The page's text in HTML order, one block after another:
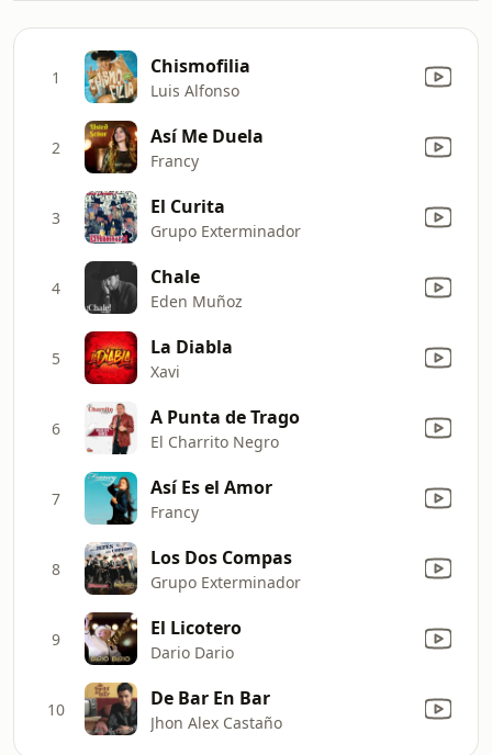
1 Chismofilia
Luis Alfonso
2 Así Me Duela
Francy
3 El Curita
Grupo Exterminador
4 Chale
Eden Muñoz
5 La Diabla
Xavi
6 A Punta de Trago
El Charrito Negro
7 Así Es el Amor
Francy
8 Los Dos Compas
Grupo Exterminador
9 El Licotero
Dario Dario
10 De Bar En Bar
Jhon Alex Castaño